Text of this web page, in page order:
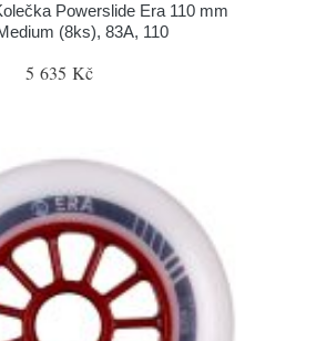
Powerslide Era 110 mm
(8ks), 83A, 110
5 635 Kč